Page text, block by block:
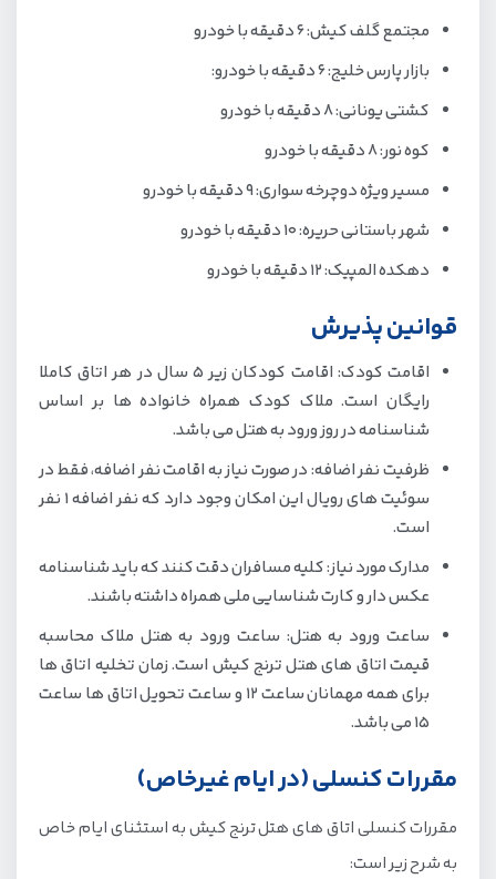
مجتمع گلف کیش: 6 دقیقه با خودرو
بازار پارس خلیج: 6 دقیقه با خودرو:
کشتی یونانی: 8 دقیقه با خودرو
کوه نور: 8 دقیقه با خودرو
مسیر ویژه دوچرخه سواری: 9 دقیقه با خودرو
شهر باستانی حریره: 10 دقیقه با خودرو
دهكده المپيك: 12 دقیقه با خودرو
قوانین پذیرش
اقامت کودک: اقامت کودکان زیر 5 سال در هر اتاق کاملا
رایگان است. ملاک کودک همراه خانواده ها بر اساس
شناسنامه در روز ورود به هتل می باشد.
ظرفیت نفر اضافه: در صورت نیاز به اقامت نفر اضافه، فقط در
سوئیت های رویال این امکان وجود دارد که نفر اضافه 1 نفر
است.
مدارک مورد نیاز: کلیه مسافران دقت کنند که باید شناسنامه
عکس دار و کارت شناسایی ملی همراه داشته باشند.
ساعت ورود به هتل: ساعت ورود به هتل ملاک محاسبه
قیمت اتاق های هتل ترنج کیش است. زمان تخلیه اتاق ها
برای همه مهمانان ساعت 12 و ساعت تحویل اتاق ها ساعت
15 می باشد.
مقررات کنسلی (در ایام غیرخاص)
مقررات کنسلی اتاق های هتل ترنج کیش به استثنای ایام خاص
به شرح زیر است: